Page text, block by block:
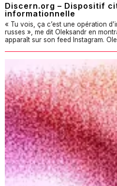
Discern.org – Dispositif
informationnelle
« Tu vois, ça c’est une opération
russes », me dit Oleksandr en
apparaît sur son feed Instagram.